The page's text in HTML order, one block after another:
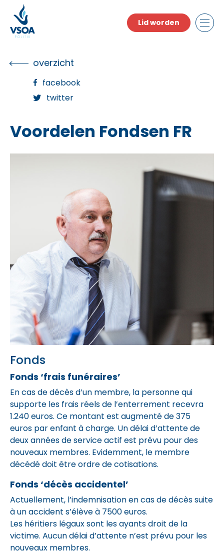
the
content
Lid worden
overzicht
facebook
twitter
Voordelen Fondsen FR
Fonds
Fonds ‘frais funéraires’
En cas de décès d’un membre, la personne qui
supporte les frais réels de l’enterrement recevra
1.240 euros. Ce montant est augmenté de 375
euros par enfant à charge. Un délai d’attente de
deux années de service actif est prévu pour des
nouveaux membres. Evidemment, le membre
décédé doit être ordre de cotisations.
Fonds ‘décès accidentel’
Actuellement, l’indemnisation en cas de décès suite
à un accident s’élève à 7500 euros.
Les héritiers légaux sont les ayants droit de la
victime. Aucun délai d’attente n’est prévu pour les
nouveaux membres.